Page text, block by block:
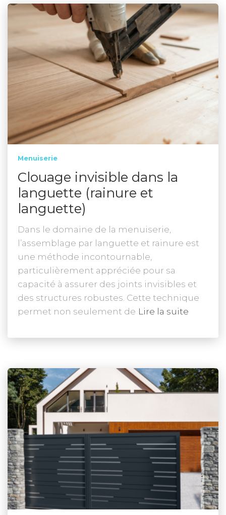
Menuiserie
Clouage invisible dans la
languette (rainure et
languette)
Dans le domaine de la menuiserie,
l’assemblage par languette et rainure est
une méthode incontournable,
particulièrement appréciée pour sa
capacité à assurer des joints invisibles et
des structures robustes. Cette technique
permet non seulement de Lire la suite